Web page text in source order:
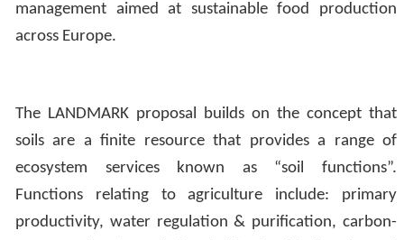
management aimed at sustainable food production
across Europe.
The LANDMARK proposal builds on the concept that
soils are a finite resource that provides a range of
ecosystem services known as “soil functions”.
Functions relating to agriculture include: primary
productivity, water regulation & purification, carbon-